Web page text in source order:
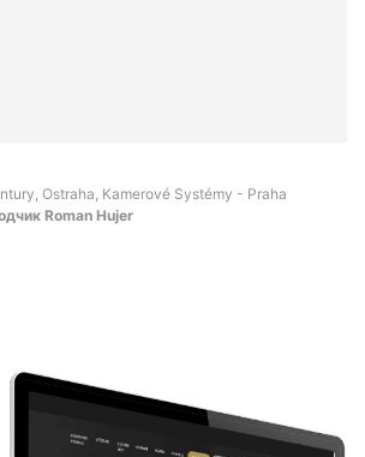
Ostraha, Kamerové Systémy - Praha
Roman Hujer